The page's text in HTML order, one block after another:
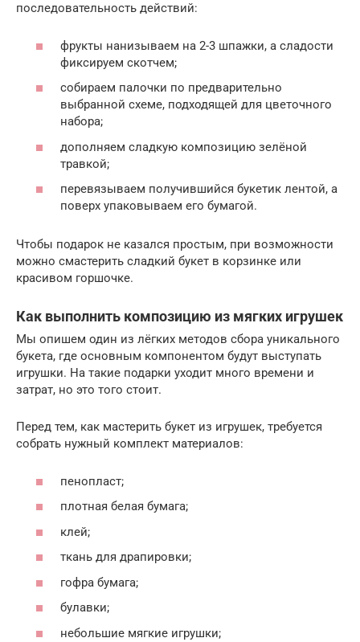
последовательность действий:
фрукты нанизываем на 2-3 шпажки, а сладости
фиксируем скотчем;
собираем палочки по предварительно
выбранной схеме, подходящей для цветочного
набора;
дополняем сладкую композицию зелёной
травкой;
перевязываем получившийся букетик лентой, а
поверх упаковываем его бумагой.
Чтобы подарок не казался простым, при возможности
можно смастерить сладкий букет в корзинке или
красивом горшочке.
Как выполнить композицию из мягких игрушек
Мы опишем один из лёгких методов сбора уникального
букета, где основным компонентом будут выступать
игрушки. На такие подарки уходит много времени и
затрат, но это того стоит.
Перед тем, как мастерить букет из игрушек, требуется
собрать нужный комплект материалов:
пенопласт;
плотная белая бумага;
клей;
ткань для драпировки;
гофра бумага;
булавки;
небольшие мягкие игрушки;